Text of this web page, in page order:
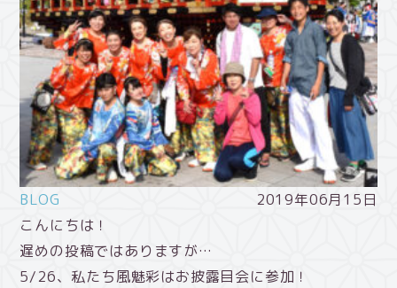
BLOG
2019年06月15日
こんにちは！
遅めの投稿ではありますが…
5/26、私たち風魅彩はお披露目会に参加！